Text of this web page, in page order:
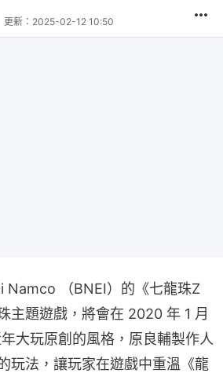
更新： 2025-02-12 10:50
Namco （BNEI）的《七龍珠Z
主題遊戲，將會在 2020 年 1 月
大玩原創的風格，原良輔製作人
玩法，讓玩家在遊戲中重溫《龍